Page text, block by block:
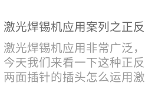
整机调试、性能检测到成品
领域十余载，没有华丽的措
辞，只有最朴实的工艺呈
现，为客户解决实实在在的
落地生产难题。决定电池安
全的“微米关卡”随着新能源
堂，共同回顾了过去一年的
奋斗与辉煌，分享了成功的
喜悦，并对新的一年充满了
无限憧憬。回望过去，铭记
激光焊锡机应用案列之正反
两面插针焊接
激光焊锡机应用非常广泛，
今天我们来看一下这种正反
两面插针的插头怎么运用激